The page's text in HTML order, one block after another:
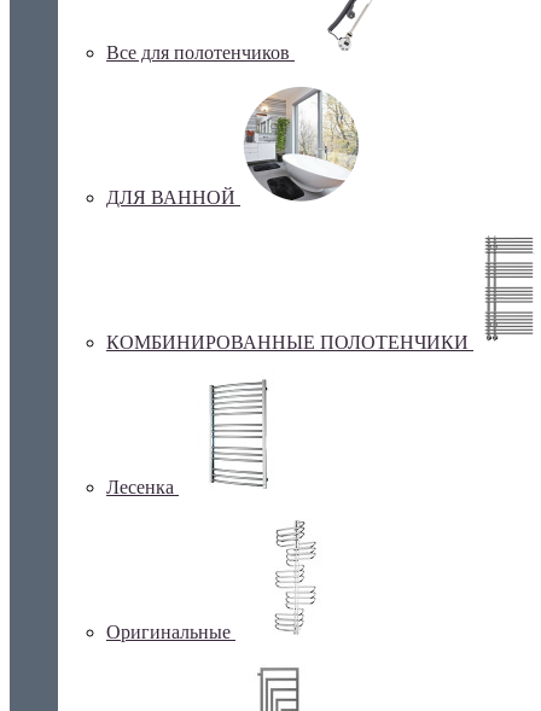
Все для полотенчиков
ДЛЯ ВАННОЙ
КОМБИНИРОВАННЫЕ ПОЛОТЕНЧИКИ
Лесенка
Оригинальные